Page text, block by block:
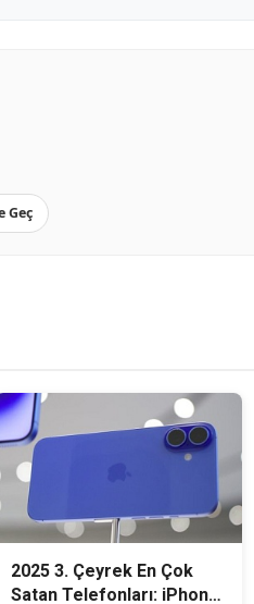
Geç
2025 3. Çeyrek En Çok
Satan Telefonları: iPhone